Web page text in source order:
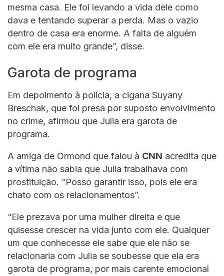
mesma casa. Ele foi levando a vida dele como
dava e tentando superar a perda. Mas o vazio
dentro de casa era enorme. A falta de alguém
com ele era muito grande”, disse.
Garota de programa
Em depoimento à polícia, a cigana Suyany
Breschak, que foi presa por suposto envolvimento
no crime, afirmou que Julia era garota de
programa.
A amiga de Ormond que falou à CNN acredita que
a vítima não sabia que Julia trabalhava com
prostituição. “Posso garantir isso, pois ele era
chato com os relacionamentos”.
“Ele prezava por uma mulher direita e que
quisesse crescer na vida junto com ele. Qualquer
um que conhecesse ele sabe que ele não se
relacionaria com Julia se soubesse que ela era
garota de programa, por mais carente emocional